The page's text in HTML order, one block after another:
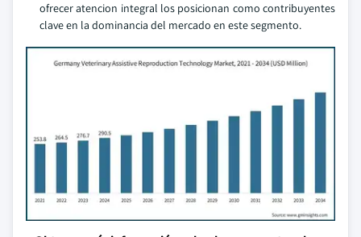
ofrecer atencion integral los posicionan como contribuyentes
clave en la dominancia del mercado en este segmento.